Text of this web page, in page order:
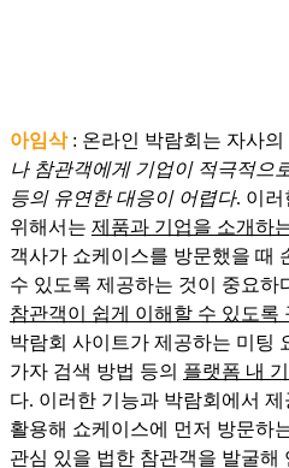
아임삭 : 온라인 박람회는 자사
나 참관객에게 기업이 적극적으
등의 유연한 대응이 어렵다. 이러
위해서는 제품과 기업을 소개하
객사가 쇼케이스를 방문했을 때
수 있도록 제공하는 것이 중요하
참관객이 쉽게 이해할 수 있도록
박람회 사이트가 제공하는 미팅
가자 검색 방법 등의 플랫폼 내
다. 이러한 기능과 박람회에서
활용해 쇼케이스에 먼저 방문하
관심 있을 법한 참관객을 발굴해